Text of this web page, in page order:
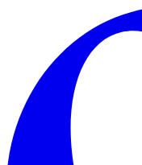
Skip to main content